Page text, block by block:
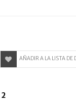
AÑADIR A LA LISTA DE